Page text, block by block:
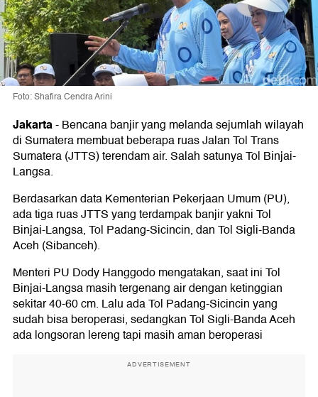
Foto: Shafira Cendra Arini
Jakarta-Bencana banjir yang melanda sejumlah wilayah
di Sumatera membuat beberapa ruas Jalan Tol Trans
Sumatera (JTTS) terendam air. Salah satunya Tol Binjai-
Langsa.
Berdasarkan data Kementerian Pekerjaan Umum (PU),
ada tiga ruas JTTS yang terdampak banjir yakni Tol
Binjai-Langsa, Tol Padang-Sicincin, dan Tol Sigli-Banda
Aceh (Sibanceh).
Menteri PU Dody Hanggodo mengatakan, saat ini Tol
Binjai-Langsa masih tergenang air dengan ketinggian
sekitar 40-60 cm. Lalu ada Tol Padang-Sicincin yang
sudah bisa beroperasi, sedangkan ⁠Tol Sigli-Banda Aceh
ada longsoran lereng tapi masih aman beroperasi
ADVERTISEMENT